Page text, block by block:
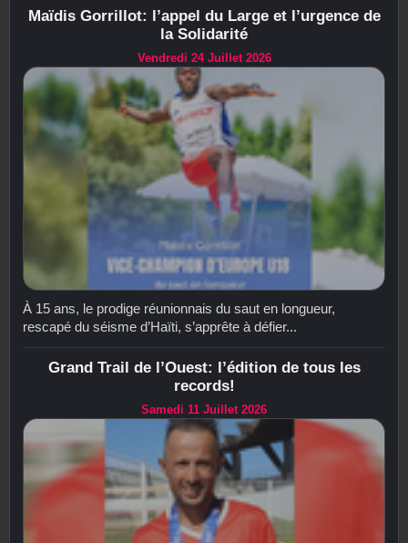
Maïdis Gorrillot: l’appel du Large et l’urgence de
la Solidarité
Vendredi 24 Juillet 2026
À 15 ans, le prodige réunionnais du saut en longueur,
rescapé du séisme d’Haïti, s’apprête à défier...
Grand Trail de l’Ouest: l’édition de tous les
records!
Samedi 11 Juillet 2026